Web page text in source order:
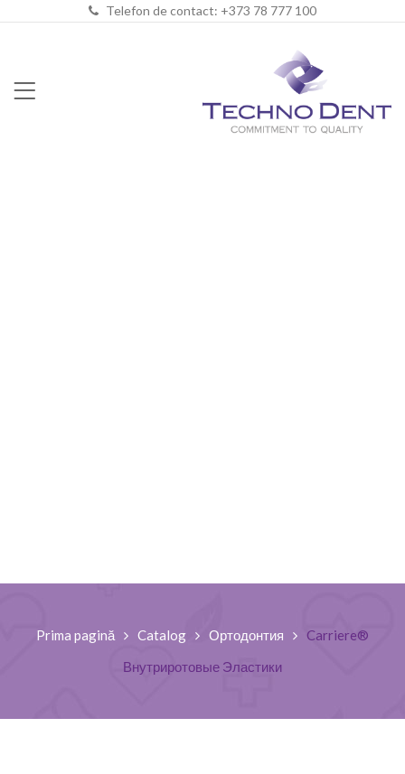
Telefon de contact: +373 78 777 100
Prima pagină Catalog Ортодонтия
Carriere®
Внутриротовые Эластики